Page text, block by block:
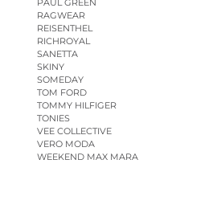
RAGWEAR
REISENTHEL
RICHROYAL
SANETTA
SKINY
SOMEDAY
TOM FORD
TOMMY HILFIGER
TONIES
VEE COLLECTIVE
VERO MODA
WEEKEND MAX MARA